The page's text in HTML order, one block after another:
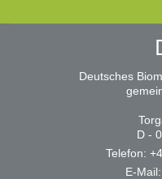
Deutsches
D -
Telefon:
E-Mail: